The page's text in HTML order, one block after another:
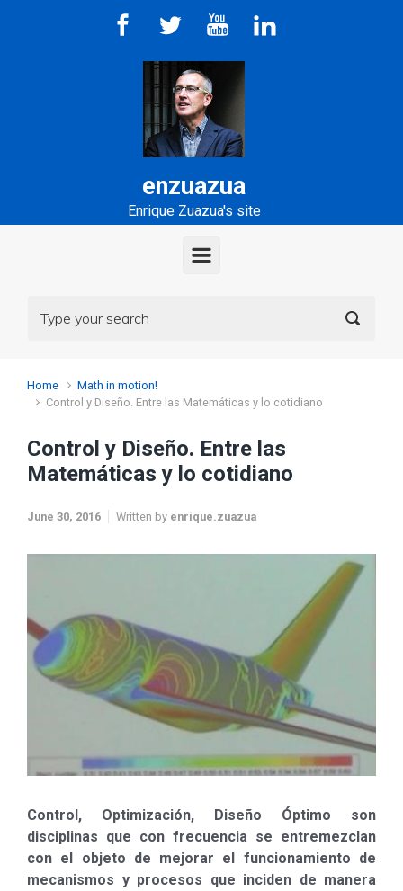
Skip to main content
enzuazua
Enrique Zuazua's site
Home
Math in motion!
Control y Diseño. Entre las Matemáticas y lo cotidiano
Control y Diseño. Entre las
Matemáticas y lo cotidiano
June 30, 2016 Written by enrique.zuazua
Control, Optimización, Diseño Óptimo son
disciplinas que con frecuencia se entremezclan
con el objeto de mejorar el funcionamiento de
mecanismos y procesos que inciden de manera